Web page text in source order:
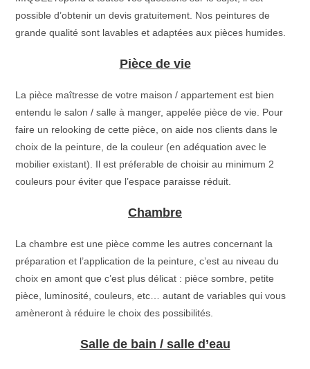
possible d’obtenir un devis gratuitement. Nos peintures de
grande qualité sont lavables et adaptées aux pièces humides.
Pièce de vie
La pièce maîtresse de votre maison / appartement est bien
entendu le salon / salle à manger, appelée pièce de vie. Pour
faire un relooking de cette pièce, on aide nos clients dans le
choix de la peinture, de la couleur (en adéquation avec le
mobilier existant). Il est préferable de choisir au minimum 2
couleurs pour éviter que l’espace paraisse réduit.
Chambre
La chambre est une pièce comme les autres concernant la
préparation et l’application de la peinture, c’est au niveau du
choix en amont que c’est plus délicat : pièce sombre, petite
pièce, luminosité, couleurs, etc… autant de variables qui vous
amèneront à réduire le choix des possibilités.
Salle de bain / salle d’eau